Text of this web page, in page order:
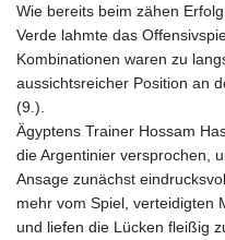
Wie bereits beim zähen
Verde lahmte das
Kombinationen waren zu
aussichtsreicher Position an
(9.).
Ägyptens Trainer Hossam
die Argentinier versprochen,
Ansage zunächst
mehr vom Spiel, verteidigten
und liefen die Lücken fleißig